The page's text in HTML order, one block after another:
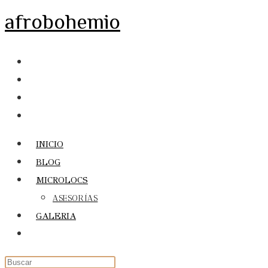
al
afrobohemio
INICIO
BLOG
MICROLOCS
ASESORÍAS
GALERIA